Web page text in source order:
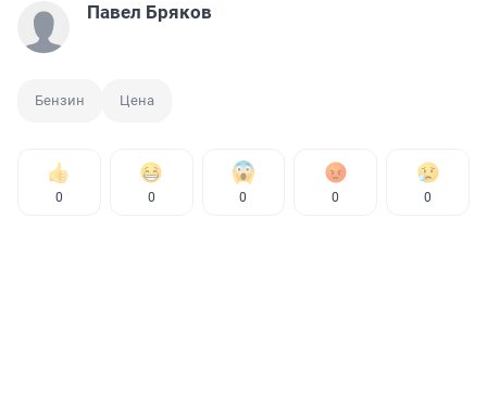
Павел Бряков
Бензин Цена
0 0 0 0 0